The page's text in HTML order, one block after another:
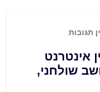
תגובות
אינטרנט
שולחני,